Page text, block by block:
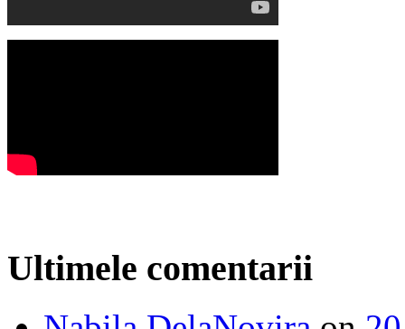
Ultimele comentarii